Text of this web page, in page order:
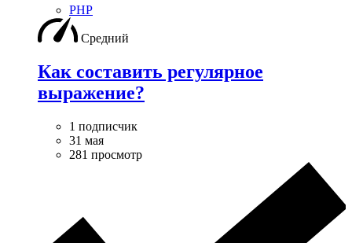
PHP
Средний
Как составить регулярное
выражение?
1 подписчик
31 мая
281 просмотр